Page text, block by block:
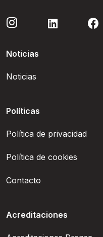
Noticias
Noticias
Políticas
Política de privacidad
Política de cookies
Contacto
Acreditaciones